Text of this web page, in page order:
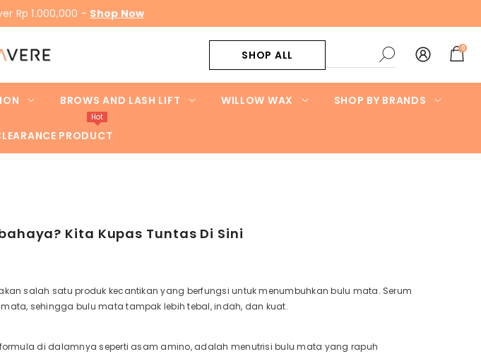
Rp 1.000,000 - Shop Now
SHOP ALL 00
items
BROWS AND LASH LIFT WILLOW WAX SHOP BY BRANDS
PRODUCT
Hot
Kita Kupas Tuntas Di Sini
salah satu produk kecantikan yang berfungsi untuk menumbuhkan bulu mata. Serum
sehingga bulu mata tampak lebih tebal, indah, dan kuat.
di dalamnya seperti asam amino, adalah menutrisi bulu mata yang rapuh